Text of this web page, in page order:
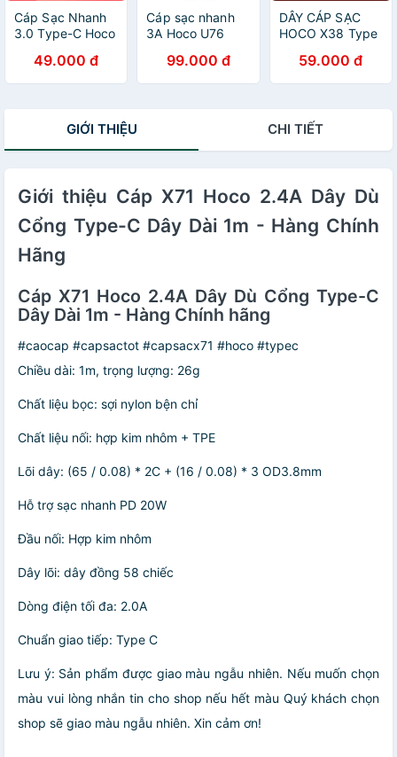
Cáp Sạc Nhanh
3.0 Type-C Hoco
Phù Hợp Pin Dự
Phòng, Tương
49.000 đ
Cáp sạc nhanh
3A Hoco U76
nam châm tích
hợp đèn Led dài
99.000 đ
DÂY CÁP SẠC
HOCO X38 Type
ĐIỆN THOẠI - JL
- HÀNG CHÍNH
59.000 đ
GIỚI THIỆU CHI TIẾT
Giới thiệu Cáp X71 Hoco 2.4A Dây Dù
Cổng Type-C Dây Dài 1m - Hàng Chính
Hãng
Cáp X71 Hoco 2.4A Dây Dù Cổng Type-C
Dây Dài 1m - Hàng Chính hãng
#caocap #capsactot #capsacx71 #hoco #typec
Chiều dài: 1m, trọng lượng: 26g
Chất liệu bọc: sợi nylon bện chỉ
Chất liệu nối: hợp kim nhôm + TPE
Lõi dây: (65 / 0.08) * 2C + (16 / 0.08) * 3 OD3.8mm
Hỗ trợ sạc nhanh PD 20W
Đầu nối: Hợp kim nhôm
Dây lõi: dây đồng 58 chiếc
Dòng điện tối đa: 2.0A
Chuẩn giao tiếp: Type C
Lưu ý: Sản phẩm được giao màu ngẫu nhiên. Nếu muốn chọn
màu vui lòng nhắn tin cho shop nếu hết màu Quý khách chọn
shop sẽ giao màu ngẫu nhiên. Xin cảm ơn!